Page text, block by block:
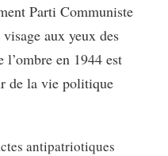
Parti Communiste
aux yeux des
en 1944 est
de la vie politique
antipatriotiques